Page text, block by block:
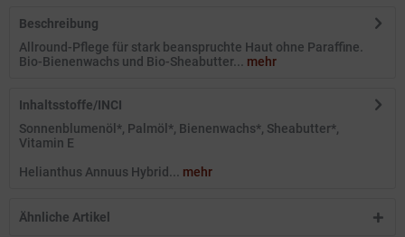
Beschreibung
Allround-Pflege für stark beanspruchte Haut ohne Paraffine.
Bio-Bienenwachs und Bio-Sheabutter... mehr
Inhaltsstoffe/INCI
Sonnenblumenöl*, Palmöl*, Bienenwachs*, Sheabutter*,
Vitamin E
Helianthus Annuus Hybrid... mehr
Ähnliche Artikel